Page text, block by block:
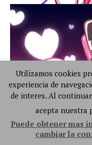
Utilizamos cookies
experiencia de
de interes. Al
acepta nuestra
Puede obtener mas
cambiar la